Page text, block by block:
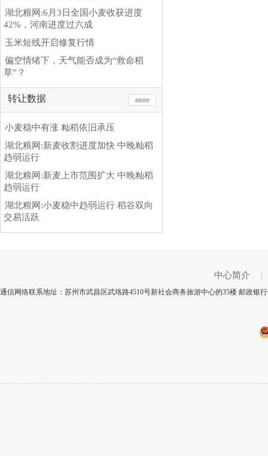
湖北粮网:6月3日全国小麦收获进度
42%，河南进度过六成
玉米短线开启修复行情
偏空情绪下，天气能否成为“救命稻
草”？
转让数据 more
小麦稳中有涨 籼稻依旧承压
湖北粮网:新麦收割进度加快 中晚籼稻
趋弱运行
湖北粮网:新麦上市范围扩大 中晚籼稻
趋弱运行
湖北粮网:小麦稳中趋弱运行 稻谷双向
交易活跃
中心简介
通信网络联系地址：苏州市武昌区武珞路4510号新社会商务旅游中心的35楼 邮政银